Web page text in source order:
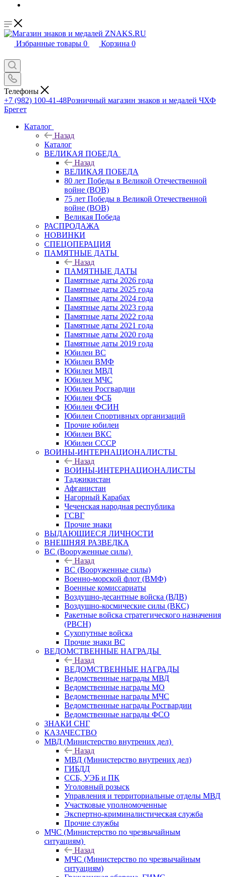
Избранные товары 0 Корзина 0
Телефоны
+7 (982) 100-41-48Розничный магазин знаков и медалей ЧХФ
Брегет
Каталог
Назад
Каталог
ВЕЛИКАЯ ПОБЕДА
Назад
ВЕЛИКАЯ ПОБЕДА
80 лет Победы в Великой Отечественной
войне (ВОВ)
75 лет Победы в Великой Отечественной
войне (ВОВ)
Великая Победа
РАСПРОДАЖА
НОВИНКИ
СПЕЦОПЕРАЦИЯ
ПАМЯТНЫЕ ДАТЫ
Назад
ПАМЯТНЫЕ ДАТЫ
Памятные даты 2026 года
Памятные даты 2025 года
Памятные даты 2024 года
Памятные даты 2023 года
Памятные даты 2022 года
Памятные даты 2021 года
Памятные даты 2020 года
Памятные даты 2019 года
Юбилеи ВС
Юбилеи ВМФ
Юбилеи МВД
Юбилеи МЧС
Юбилеи Росгвардии
Юбилеи ФСБ
Юбилеи ФСИН
Юбилеи Спортивных организаций
Прочие юбилеи
Юбилеи ВКС
Юбилеи СССР
ВОИНЫ-ИНТЕРНАЦИОНАЛИСТЫ
Назад
ВОИНЫ-ИНТЕРНАЦИОНАЛИСТЫ
Таджикистан
Афганистан
Нагорный Карабах
Чеченская народная республика
ГСВГ
Прочие знаки
ВЫДАЮЩИЕСЯ ЛИЧНОСТИ
ВНЕШНЯЯ РАЗВЕДКА
ВС (Вооруженные силы)
Назад
ВС (Вооруженные силы)
Военно-морской флот (ВМФ)
Военные комиссариаты
Воздушно-десантные войска (ВДВ)
Воздушно-космические силы (ВКС)
Ракетные войска стратегического назначения
(РВСН)
Сухопутные войска
Прочие знаки ВС
ВЕДОМСТВЕННЫЕ НАГРАДЫ
Назад
ВЕДОМСТВЕННЫЕ НАГРАДЫ
Ведомственные награды МВД
Ведомственные награды МО
Ведомственные награды МЧС
Ведомственные награды Росгвардии
Ведомственные награды ФСО
ЗНАКИ СНГ
КАЗАЧЕСТВО
МВД (Министерство внутрених дел)
Назад
МВД (Министерство внутрених дел)
ГИБДД
ССБ, УЭБ и ПК
Уголовный розыск
Управления и территориальные отделы МВД
Участковые уполномоченные
Экспертно-криминалистическая служба
Прочие службы
МЧС (Министерство по чрезвычайным
ситуациям)
Назад
МЧС (Министерство по чрезвычайным
ситуациям)